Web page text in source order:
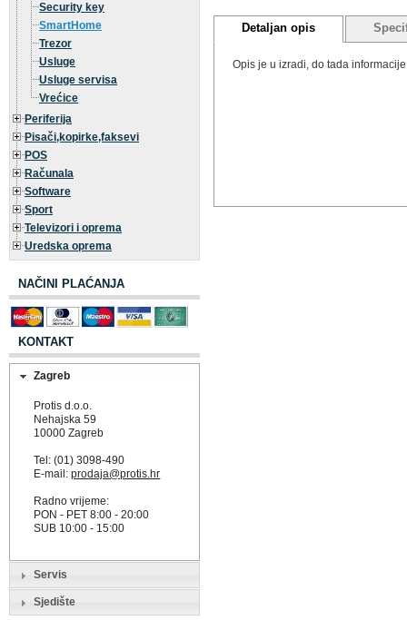
Security key
SmartHome
Trezor
Usluge
Usluge servisa
Vrećice
Periferija
Pisači,kopirke,faksevi
POS
Računala
Software
Sport
Televizori i oprema
Uredska oprema
NAČINI PLAĆANJA
KONTAKT
Zagreb
Protis d.o.o.
Nehajska 59
10000 Zagreb
Tel: (01) 3098-490
E-mail:prodaja@protis.hr
Radno vrijeme:
PON - PET 8:00 - 20:00
SUB 10:00 - 15:00
Servis
Sjedište
Detaljan opis
Opis je u izradi, do tada